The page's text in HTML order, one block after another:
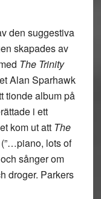
den suggestiva
skapades av
The Trinity
Alan Sparhawk
tionde album på
i ett
kom ut att The
lots of
sånger om
droger. Parkers